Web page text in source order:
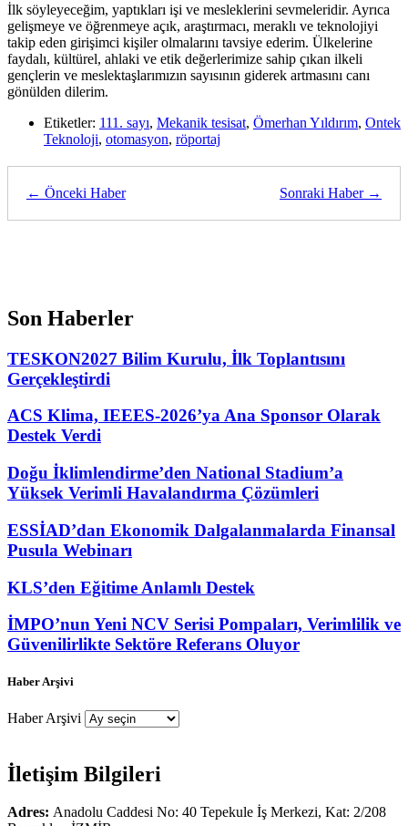
İlk söyleyeceğim, yaptıkları işi ve mesleklerini sevmeleridir. Ayrıca
gelişmeye ve öğrenmeye açık, araştırmacı, meraklı ve teknolojiyi
takip eden girişimci kişiler olmalarını tavsiye ederim. Ülkelerine
faydalı, kültürel, ahlaki ve etik değerlerimize sahip çıkan ilkeli
gençlerin ve meslektaşlarımızın sayısının giderek artmasını canı
gönülden dilerim.
Etiketler: 111. sayı, Mekanik tesisat, Ömerhan Yıldırım, Ontek
Teknoloji, otomasyon, röportaj
← Önceki Haber Sonraki Haber →
Son Haberler
TESKON2027 Bilim Kurulu, İlk Toplantısını
Gerçekleştirdi
ACS Klima, IEEES-2026’ya Ana Sponsor Olarak
Destek Verdi
Doğu İklimlendirme’den National Stadium’a
Yüksek Verimli Havalandırma Çözümleri
ESSİAD’dan Ekonomik Dalgalanmalarda Finansal
Pusula Webinarı
KLS’den Eğitime Anlamlı Destek
İMPO’nun Yeni NCV Serisi Pompaları, Verimlilik ve
Güvenilirlikte Sektöre Referans Oluyor
Haber Arşivi
Haber Arşivi
İletişim Bilgileri
Adres: Anadolu Caddesi No: 40 Tepekule İş Merkezi, Kat: 2/208